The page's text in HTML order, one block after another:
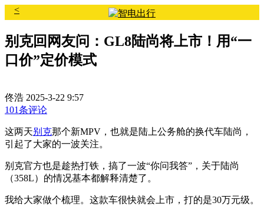
<
别克回网友问：GL8陆尚将上市！用“一
口价”定价模式
佟浩 2025-3-22 9:57
101条评论
这两天别克那个新MPV，也就是陆上公务舱的换代车陆尚，
引起了大家的一波关注。
别克官方也是趁热打铁，搞了一波“你问我答”，关于陆尚
（358L）的情况基本都解释清楚了。
我给大家做个梳理。这款车很快就会上市，打的是30万元级。